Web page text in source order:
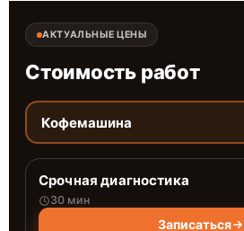
АКТУАЛЬНЫЕ ЦЕНЫ
Стоимость работ
Кофемашина
Срочная диагностика
30 мин
Записаться